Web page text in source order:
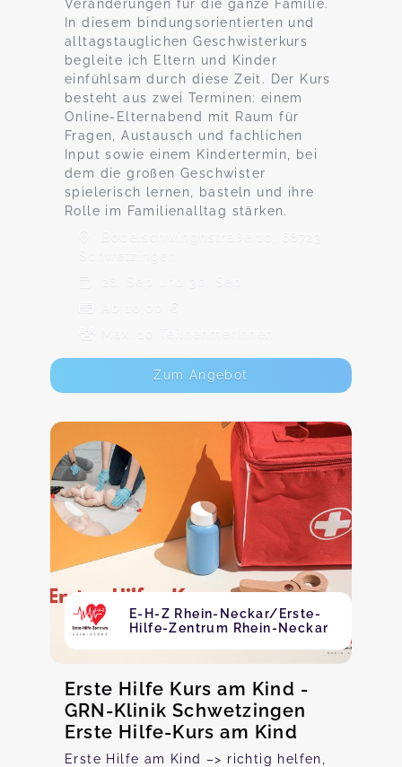
Veränderungen für die ganze Familie.
In diesem bindungsorientierten und
alltagstauglichen Geschwisterkurs
begleite ich Eltern und Kinder
einfühlsam durch diese Zeit. Der Kurs
besteht aus zwei Terminen: einem
Online-Elternabend mit Raum für
Fragen, Austausch und fachlichen
Input sowie einem Kindertermin, bei
dem die großen Geschwister
spielerisch lernen, basteln und ihre
Rolle im Familienalltag stärken.
Bodelschwinghstraße 10, 68723
Schwetzingen
28. Sep und 30. Sep
Ab 10,00 €
Max. 10 TeilnehmerInnen
Zum Angebot
E-H-Z Rhein-Neckar/Erste-
Hilfe-Zentrum Rhein-Neckar
Erste Hilfe Kurs am Kind -
GRN-Klinik Schwetzingen
Erste Hilfe-Kurs am Kind
Erste Hilfe am Kind –> richtig helfen,